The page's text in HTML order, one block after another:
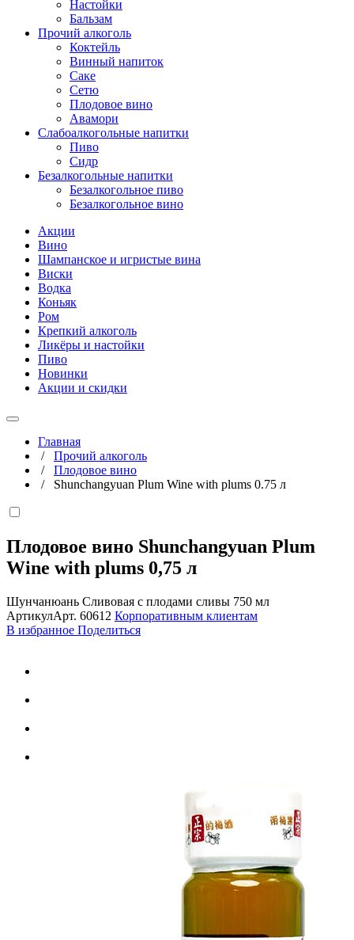
Настойки
Бальзам
Прочий алкоголь
Коктейль
Винный напиток
Саке
Сетю
Плодовое вино
Авамори
Слабоалкогольные напитки
Пиво
Сидр
Безалкогольные напитки
Безалкогольное пиво
Безалкогольное вино
Акции
Вино
Шампанское и игристые вина
Виски
Водка
Коньяк
Ром
Крепкий алкоголь
Ликёры и настойки
Пиво
Новинки
Акции и скидки
Главная
/ Прочий алкоголь
/ Плодовое вино
/ Shunchangyuan Plum Wine with plums 0.75 л
Плодовое вино Shunchangyuan Plum
Wine with plums 0,75 л
Шунчанюань Сливовая с плодами сливы 750 мл
АртикулАрт. 60612 Корпоративным клиентам
В избранное Поделиться